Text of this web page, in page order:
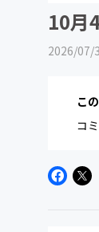
10月
2026/07/
こ
コ